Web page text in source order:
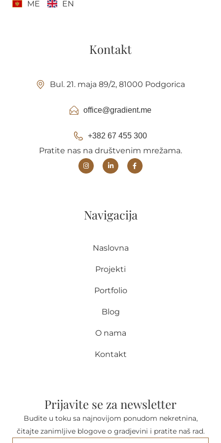
ME
EN
Kontakt
Bul. 21. maja 89/2, 81000 Podgorica
office@gradient.me
+382 67 455 300
Pratite nas na društvenim mrežama.
Navigacija
Naslovna
Projekti
Portfolio
Blog
O nama
Kontakt
Prijavite se za newsletter
Budite u toku sa najnovijom ponudom nekretnina,
čitajte zanimljive blogove o gradjevini i pratite naš rad.